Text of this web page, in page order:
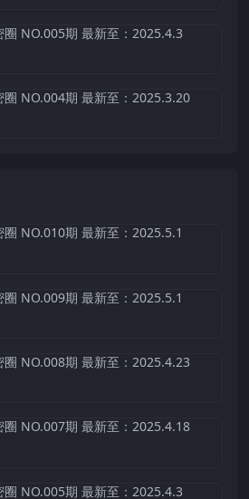
圈 NO.005期 最新至：2025.4.3
圈 NO.004期 最新至：2025.3.20
圈 NO.010期 最新至：2025.5.1
圈 NO.009期 最新至：2025.5.1
圈 NO.008期 最新至：2025.4.23
圈 NO.007期 最新至：2025.4.18
圈 NO.005期 最新至：2025.4.3